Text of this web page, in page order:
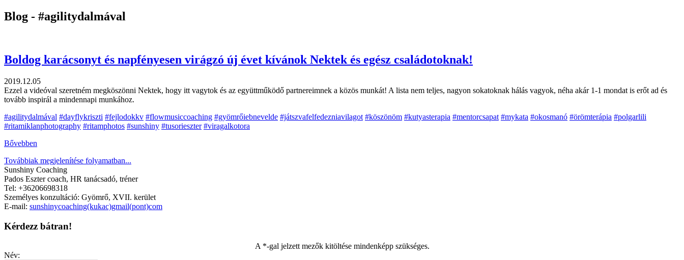
Blog - #agilitydalmával
Boldog karácsonyt és napfényesen virágzó új évet kívánok Nektek és egész családotoknak!
2019.12.05
Ezzel a videóval szeretném megköszönni Nektek, hogy itt vagytok és az együttműködő partnereimnek a közös munkát! A lista nem teljes, nagyon sokatoknak hálás vagyok, néha akár 1-1 mondat is erőt ad és
tovább inspirál a mindennapi munkához.
#agilitydalmával #dayflykriszti #fejlodokkv #flowmusiccoaching #gyömrőiebnevelde #játszvafelfedezniavilagot #köszönöm #kutyasterapia #mentorcsapat #mykata #okosmanó #örömterápia #polgarlili
#ritamiklanphotography #ritamphotos #sunshiny #tusorieszter #viragalkotora
Bővebben
Továbbiak megjelenítése folyamatban...
Sunshiny Coaching
Pados Eszter coach, HR tanácsadó, tréner
Tel: +36206698318
Személyes konzultáció: Gyömrő, XVII. kerület
E-mail: sunshinycoaching(kukac)gmail(pont)com
Kérdezz bátran!
A *-gal jelzett mezők kitöltése mindenképp szükséges.
Név: